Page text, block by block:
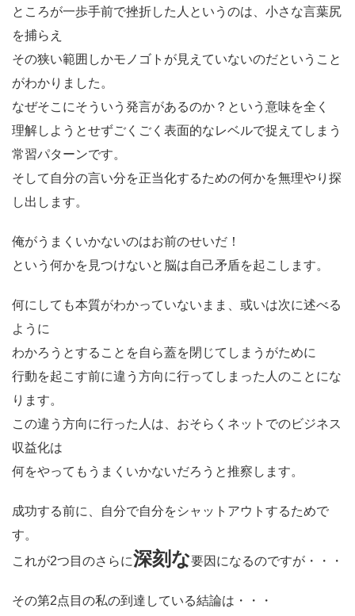
ところが一歩手前で挫折した人というのは、小さな言葉尻
を捕らえ
その狭い範囲しかモノゴトが見えていないのだということ
がわかりました。
なぜそこにそういう発言があるのか？という意味を全く
理解しようとせずごくごく表面的なレベルで捉えてしまう
常習パターンです。
そして自分の言い分を正当化するための何かを無理やり探
し出します。
俺がうまくいかないのはお前のせいだ！
という何かを見つけないと脳は自己矛盾を起こします。
何にしても本質がわかっていないまま、或いは次に述べる
ように
わかろうとすることを自ら蓋を閉じてしまうがために
行動を起こす前に違う方向に行ってしまった人のことにな
ります。
この違う方向に行った人は、おそらくネットでのビジネス
収益化は
何をやってもうまくいかないだろうと推察します。
成功する前に、自分で自分をシャットアウトするためで
す。
これが2つ目のさらに深刻な要因になるのですが・・・
その第2点目の私の到達している結論は・・・